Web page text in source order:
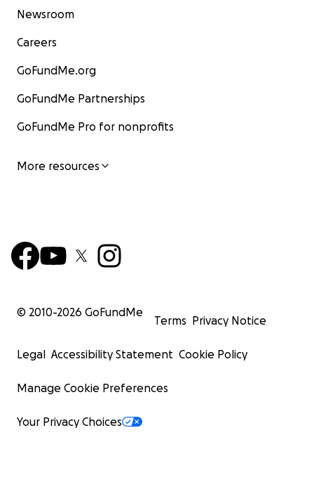
Newsroom
Careers
GoFundMe.org
GoFundMe Partnerships
GoFundMe Pro for nonprofits
More resources
© 2010-2026 GoFundMe
Terms Privacy Notice
Legal Accessibility Statement Cookie Policy
Manage Cookie Preferences
Your Privacy Choices